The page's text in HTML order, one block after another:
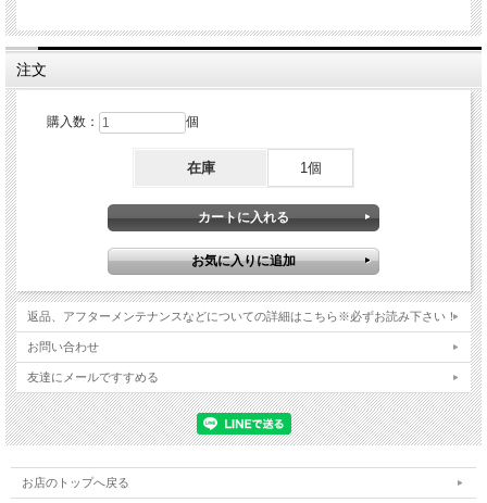
注文
購入数： 個
在庫 1個
返品、アフターメンテナンスなどについての詳細はこちら※必ずお読み下さい！
お問い合わせ
友達にメールですすめる
お店のトップへ戻る